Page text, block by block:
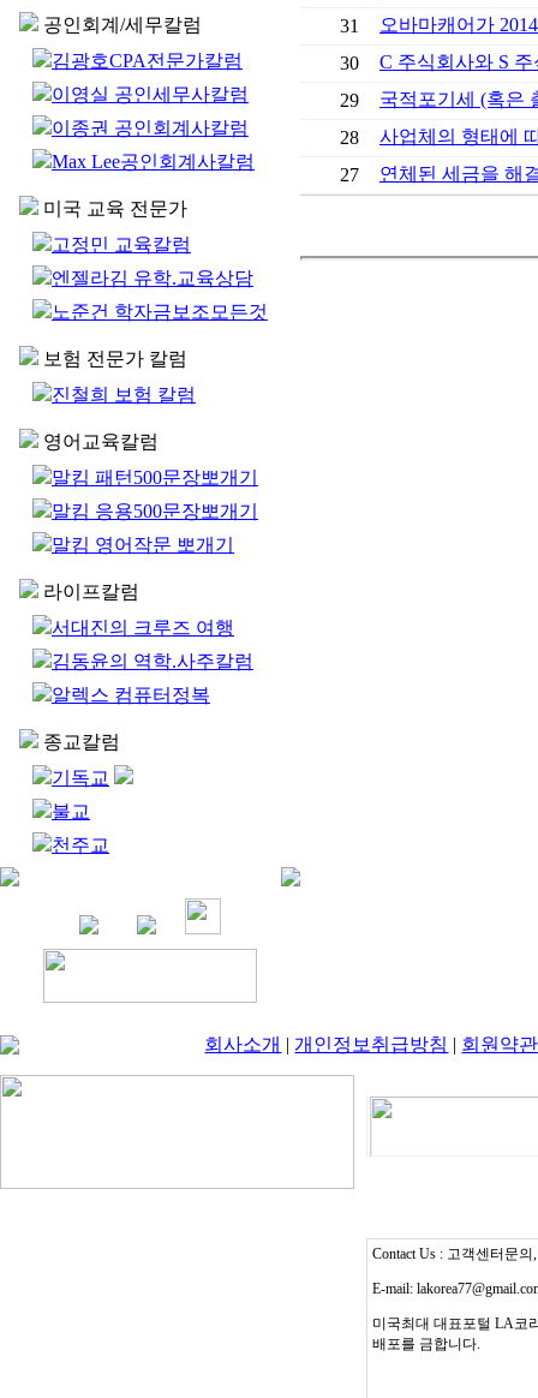
공인회계/세무칼럼
김광호CPA전문가칼럼
이영실 공인세무사칼럼
이종권 공인회계사칼럼
Max Lee공인회계사칼럼
미국 교육 전문가
고정민 교육칼럼
엔젤라김 유학.교육상담
노준건 학자금보조모든것
보험 전문가 칼럼
진철희 보험 칼럼
영어교육칼럼
말킴 패턴500문장뽀개기
말킴 응용500문장뽀개기
말킴 영어작문 뽀개기
라이프칼럼
서대진의 크루즈 여행
김동윤의 역학.사주칼럼
알렉스 컴퓨터정복
종교칼럼
기독교
불교
천주교
31
오바마캐어가
30
C 주식회사와 S 주
29
국적포기세 (혹은
28
사업체의 형태에
27
연체된 세금을 해
회사소개 |개인정보취급방침 | 회원약관
Contact Us : 고객센터문의
E-mail:
미국최대 대표포털 LA코
배포를 금합니다.